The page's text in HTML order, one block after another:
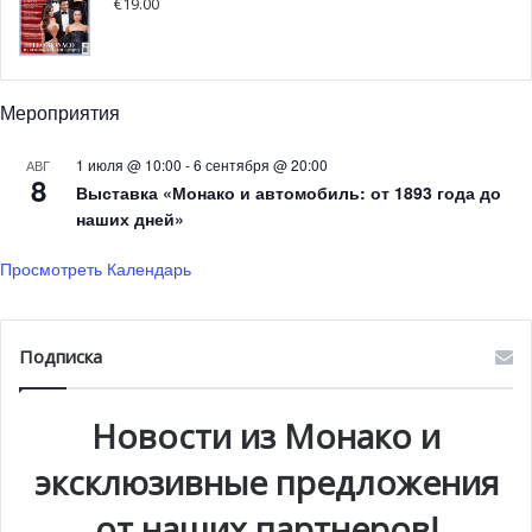
Мероприятия
АВГ
8
1 июля @ 10:00 -6 сентября @ 20:00
Выставка «Монако и автомобиль: от 1893 года до
наших дней»
Просмотреть Календарь
Подписка
Новости из Монако и
эксклюзивные предложения